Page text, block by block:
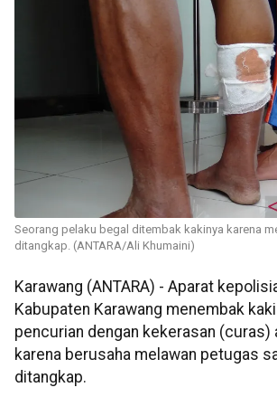
Seorang pelaku begal ditembak kakinya karena
ditangkap. (ANTARA/Ali Khumaini)
Karawang (ANTARA) - Aparat
Kabupaten Karawang menembak
pencurian dengan kekerasan (curas)
karena berusaha melawan petugas
ditangkap.